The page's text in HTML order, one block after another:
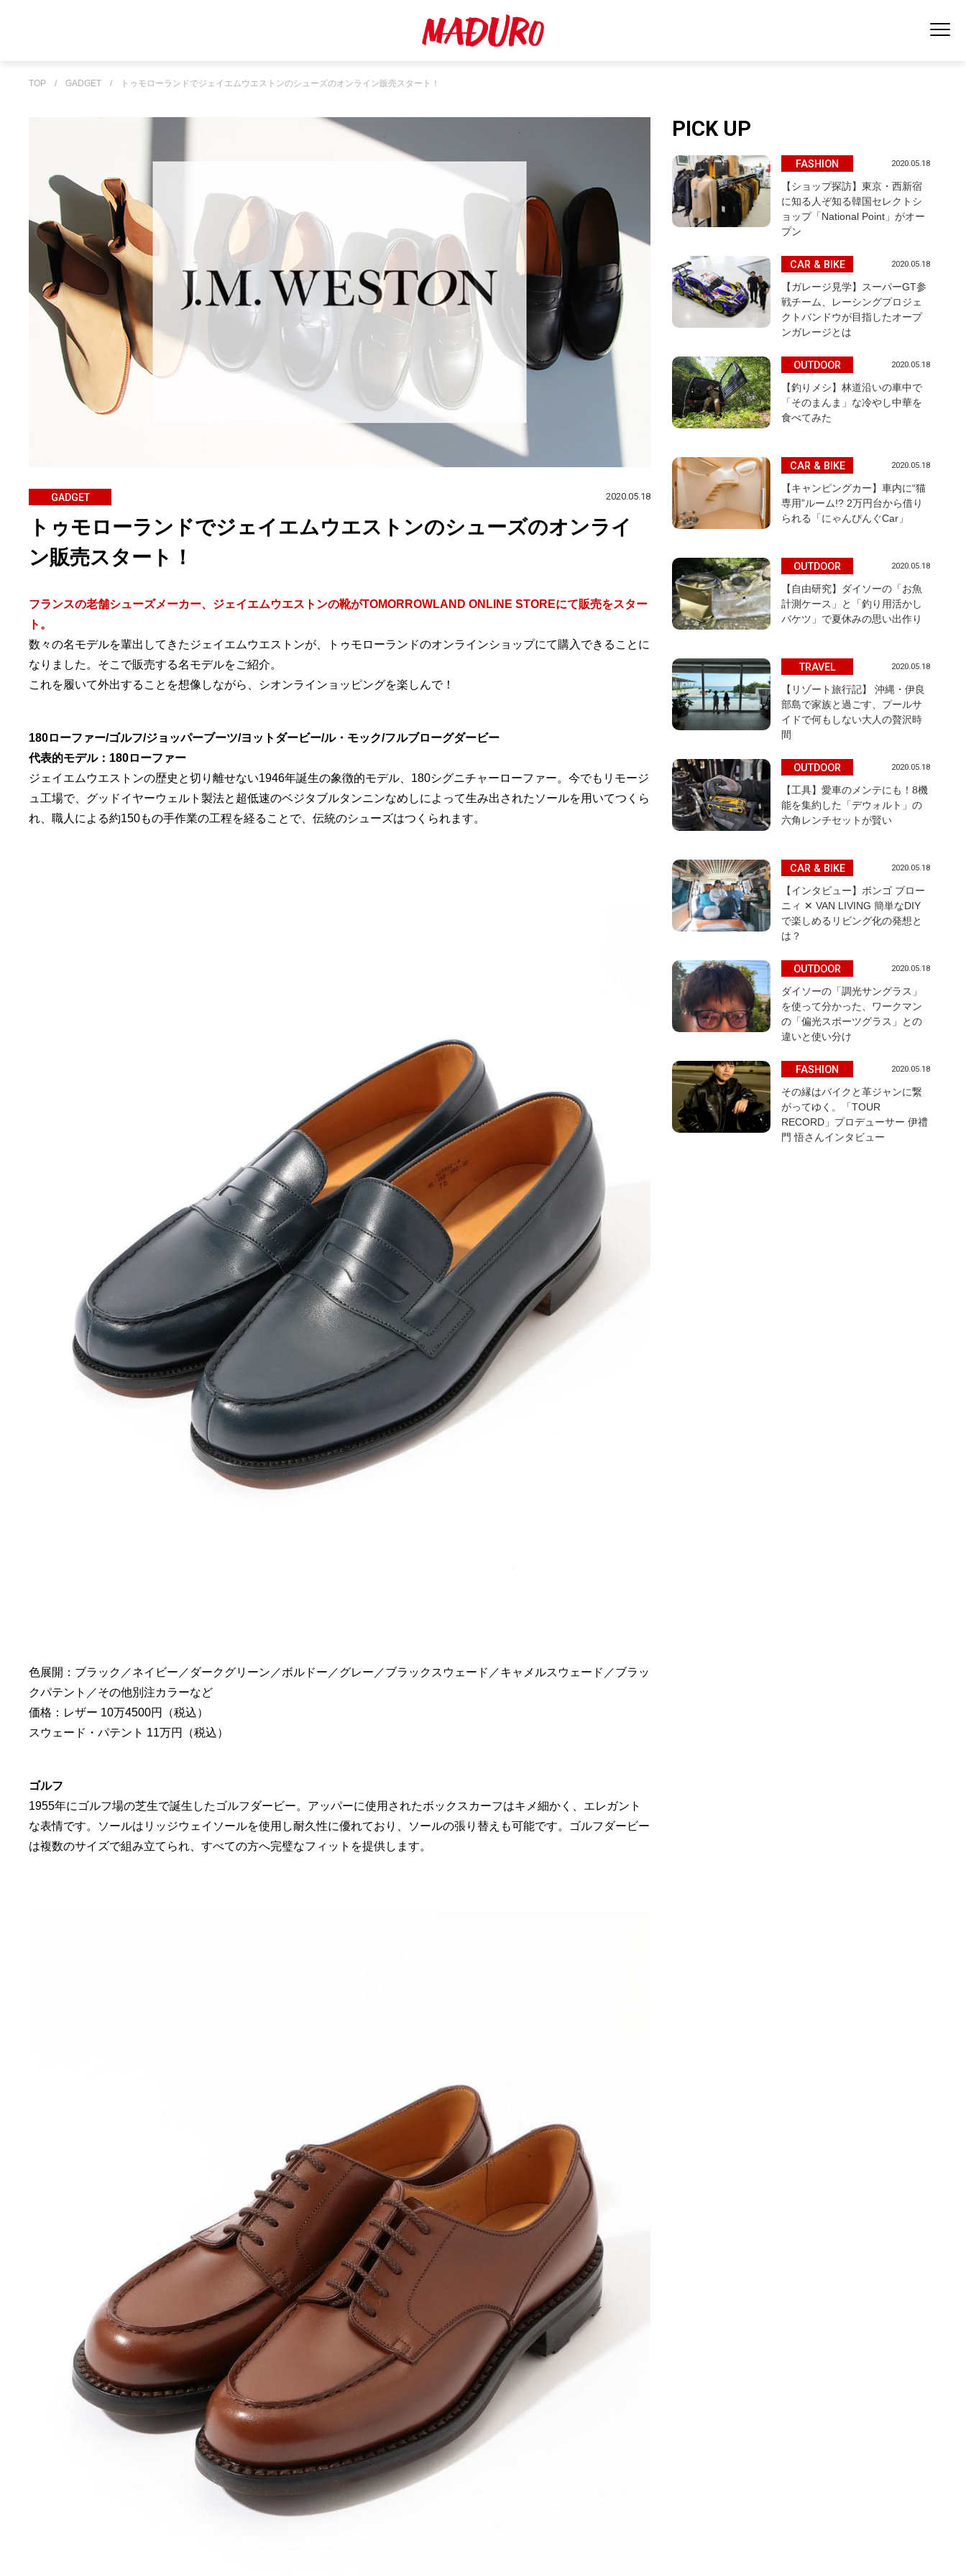
TOP / GADGET / トゥモローランドでジェイエムウエストンのシューズのオンライン販売スタート！
GADGET 2020.05.18
トゥモローランドでジェイエムウエストンのシューズのオンライ
ン販売スタート！
フランスの老舗シューズメーカー、ジェイエムウエストンの靴がTOMORROWLAND ONLINE STOREにて販売をスター
ト。
数々の名モデルを輩出してきたジェイエムウエストンが、トゥモローランドのオンラインショップにて購入できることに
なりました。そこで販売する名モデルをご紹介。
これを履いて外出することを想像しながら、シオンラインョッピングを楽しんで！
180ローファー/ゴルフ/ジョッパーブーツ/ヨットダービー/ル・モック/フルブローグダービー
代表的モデル：180ローファー
ジェイエムウエストンの歴史と切り離せない1946年誕生の象徴的モデル、180シグニチャーローファー。今でもリモージ
ュ工場で、グッドイヤーウェルト製法と超低速のベジタブルタンニンなめしによって生み出されたソールを用いてつくら
れ、職人による約150もの手作業の工程を経ることで、伝統のシューズはつくられます。
色展開：ブラック／ネイビー／ダークグリーン／ボルドー／グレー／ブラックスウェード／キャメルスウェード／ブラッ
クパテント／その他別注カラーなど
価格：レザー 10万4500円（税込）
スウェード・パテント 11万円（税込）
ゴルフ
1955年にゴルフ場の芝生で誕生したゴルフダービー。アッパーに使用されたボックスカーフはキメ細かく、エレガント
な表情です。ソールはリッジウェイソールを使用し耐久性に優れており、ソールの張り替えも可能です。ゴルフダービー
は複数のサイズで組み立てられ、すべての方へ完璧なフィットを提供します。
PICK UP
FASHION 2020.05.18
【ショップ探訪】東京・西新宿
に知る人ぞ知る韓国セレクトシ
ョップ「National Point」がオー
プン
CAR & BIKE 2020.05.18
【ガレージ見学】スーパーGT参
戦チーム、レーシングプロジェ
クトバンドウが目指したオープ
ンガレージとは
OUTDOOR 2020.05.18
【釣りメシ】林道沿いの車中で
「そのまんま」な冷やし中華を
食べてみた
CAR & BIKE 2020.05.18
【キャンピングカー】車内に“猫
専用”ルーム!? 2万円台から借り
られる「にゃんぴんぐCar」
OUTDOOR 2020.05.18
【自由研究】ダイソーの「お魚
計測ケース」と「釣り用活かし
バケツ」で夏休みの思い出作り
TRAVEL 2020.05.18
【リゾート旅行記】 沖縄・伊良
部島で家族と過ごす、プールサ
イドで何もしない大人の贅沢時
間
OUTDOOR 2020.05.18
【工具】愛車のメンテにも！8機
能を集約した「デウォルト」の
六角レンチセットが賢い
CAR & BIKE 2020.05.18
【インタビュー】ボンゴ ブロー
ニィ ✕ VAN LIVING 簡単なDIY
で楽しめるリビング化の発想と
は？
OUTDOOR 2020.05.18
ダイソーの「調光サングラス」
を使って分かった、ワークマン
の「偏光スポーツグラス」との
違いと使い分け
FASHION 2020.05.18
その縁はバイクと革ジャンに繋
がってゆく。「TOUR
RECORD」プロデューサー 伊禮
門 悟さんインタビュー